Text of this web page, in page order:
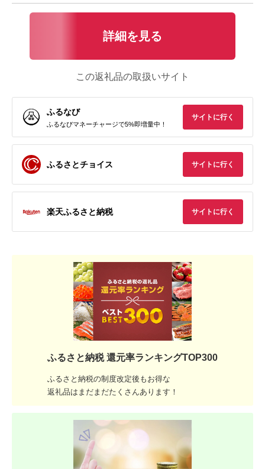
詳細を見る
この返礼品の取扱いサイト
ふるなび
ふるなびマネーチャージで5%即増量中！
サイトに行く
ふるさとチョイス サイトに行く
楽天ふるさと納税 サイトに行く
ふるさと納税 還元率ランキングTOP300
ふるさと納税の制度改定後もお得な
返礼品はまだまだたくさんあります！